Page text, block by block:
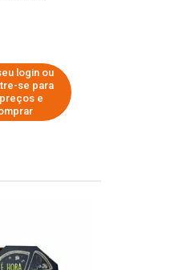
login ou
se para
e